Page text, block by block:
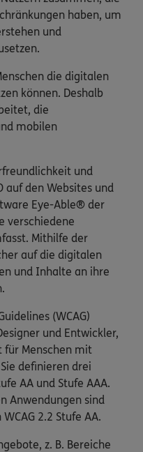
haben, um
und
die digitalen
können. Deshalb
die
mobilen
und
auf den Websites und
Eye-Able® der
verschiedene
Mithilfe der
auf die digitalen
und Inhalte an ihre
(WCAG)
und Entwickler,
Menschen mit
definieren drei
AA und Stufe AAA.
Anwendungen sind
2.2 Stufe AA.
z. B. Bereiche